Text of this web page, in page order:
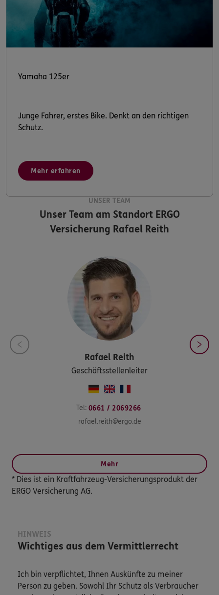
Yamaha 125er
Junge Fahrer, erstes Bike. Denkt an den richtigen
Schutz.
Mehr erfahren
UNSER TEAM
Unser Team am StandortERGO
Versicherung Rafael Reith
Rafael Reith
Geschäftsstellenleiter
Tel: 0661 / 2069266
rafael.reith@ergo.de
Mehr
* Dies ist ein Kraftfahrzeug-Versicherungsprodukt der
ERGO Versicherung AG.
HINWEIS
Wichtiges aus dem Vermittlerrecht
Ich bin verpflichtet, Ihnen Auskünfte zu meiner
Person zu geben. Sowohl Ihr Schutz als Verbraucher